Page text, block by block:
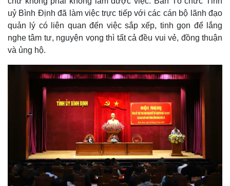
Thế giới
Quan sát
Cuộc sống đó đây
Multimedia
Video
Infographic
uỷ Bình Định đã làm việc trực tiếp với các cán bộ lãnh đạo
quản lý có liên quan đến việc sắp xếp, tinh gọn để lắng
nghe tâm tư, nguyện vọng thì tất cả đều vui vẻ, đồng thuận
và ủng hộ.